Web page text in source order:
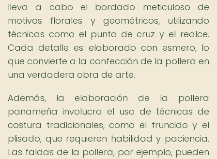
lleva a cabo el bordado meticuloso de
motivos florales y geométricos, utilizando
técnicas como el punto de cruz y el realce.
Cada detalle es elaborado con esmero, lo
que convierte a la confección de la pollera en
una verdadera obra de arte.
Además, la elaboración de la pollera
panameña involucra el uso de técnicas de
costura tradicionales, como el fruncido y el
plisado, que requieren habilidad y paciencia.
Las faldas de la pollera, por ejemplo, pueden